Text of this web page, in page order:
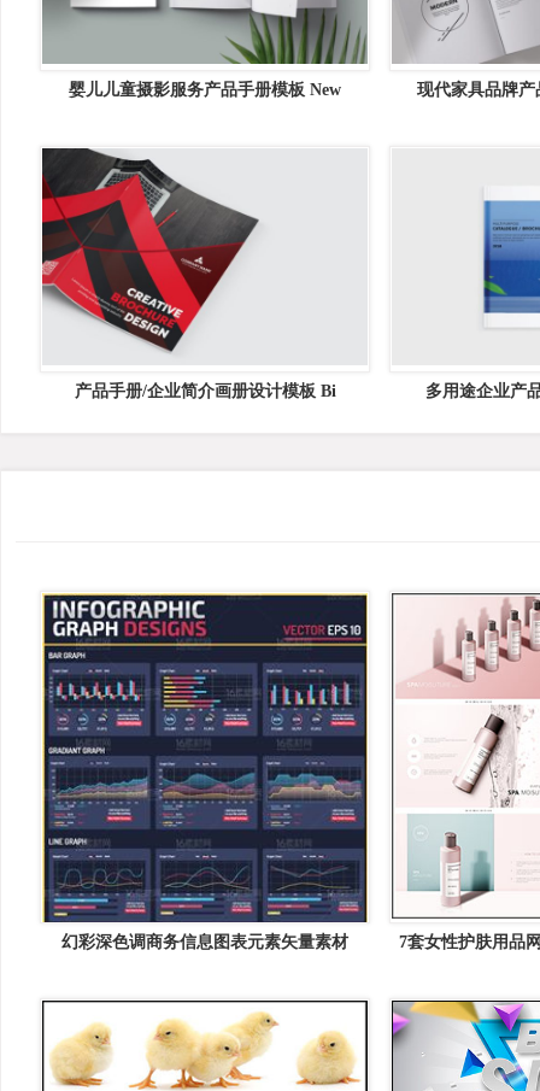
婴儿儿童摄影服务产品手册模板 New 现代家具品牌
产品手册/企业简介画册设计模板 Bi 多用途企业产
幻彩深色调商务信息图表元素矢量素材
7套女性护肤用品